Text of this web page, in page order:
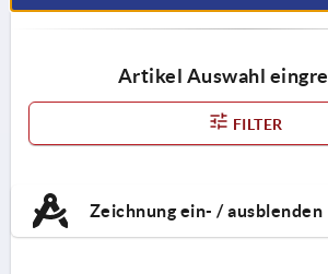
Artikel Auswahl
FILTER
Zeichnung ein- / ausblenden